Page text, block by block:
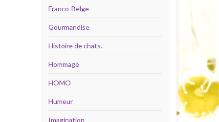
Franco-Belge
Gourmandise
Histoire de chats.
Hommage
HOMO
Humeur
Imagination